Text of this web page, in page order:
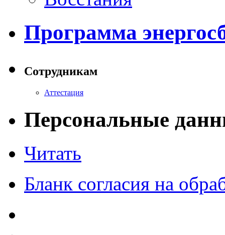
Программа
Сотрудникам
Аттестация
Персональные
Читать
Бланк согласия на